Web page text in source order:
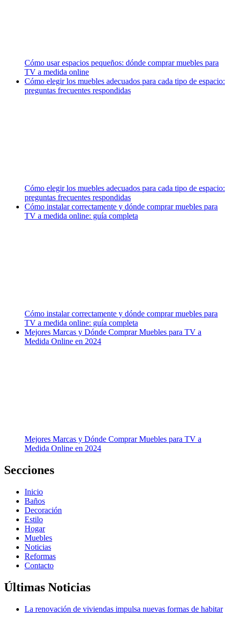
Cómo usar espacios pequeños: dónde comprar muebles para
TV a medida online
Cómo elegir los muebles adecuados para cada tipo de espacio:
preguntas frecuentes respondidas
Cómo elegir los muebles adecuados para cada tipo de espacio:
preguntas frecuentes respondidas
Cómo instalar correctamente y dónde comprar muebles para
TV a medida online: guía completa
Cómo instalar correctamente y dónde comprar muebles para
TV a medida online: guía completa
Mejores Marcas y Dónde Comprar Muebles para TV a
Medida Online en 2024
Mejores Marcas y Dónde Comprar Muebles para TV a
Medida Online en 2024
Secciones
Inicio
Baños
Decoración
Estilo
Hogar
Muebles
Noticias
Reformas
Contacto
Últimas Noticias
La renovación de viviendas impulsa nuevas formas de habitar